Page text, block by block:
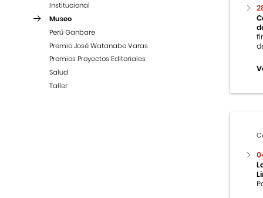
Institucional
Museo
Perú Ganbare
Premio José Watanabe Varas
Premios Proyectos Editoriales
Salud
Taller